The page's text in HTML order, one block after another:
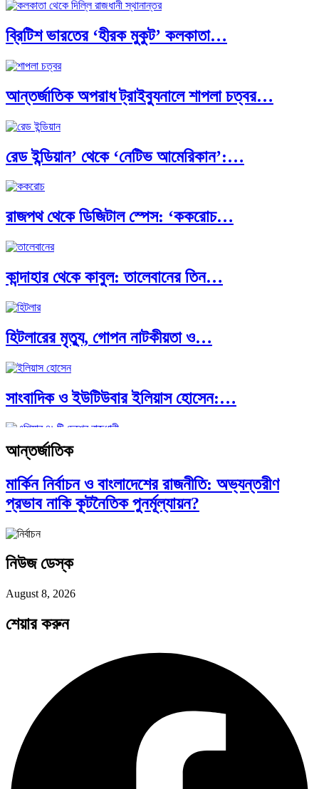
ক্রূরতা ও ধ্বংসের মহাকাব্য: পৃথিবীর…
ব্রাজিল ও আর্জেন্টিনার কালো অধ্যায়:…
পূর্ব ইউরোপ বনাম তুরস্ক: শত…
পৃথিবীতে বর্তমানে মোট দেশের সংখ্যা…
এশিয়ান সেঞ্চুরির দ্বৈরথ: চীন-ভারতের বৈশ্বিক…
ব্রিটিশ ভারতের ‘হীরক মুকুট’ কলকাতা…
আন্তর্জাতিক অপরাধ ট্রাইব্যুনালে শাপলা চত্বর…
রেড ইন্ডিয়ান’ থেকে ‘নেটিভ আমেরিকান’:…
রাজপথ থেকে ডিজিটাল স্পেস: ‘ককরোচ…
কান্দাহার থেকে কাবুল: তালেবানের তিন…
হিটলারের মৃত্যু, গোপন নাটকীয়তা ও…
সাংবাদিক ও ইউটিউবার ইলিয়াস হোসেন:…
আন্তর্জাতিক প্রতিবেদন: এশিয়া মহাদেশের ৪৯টি…
সব সভ্যতারই তো পতন হয়:…
পদ্মা সেতু ও রেল সংযোগ…
বৈশ্বিক অর্থব্যবস্থা, আইএমএফ-বিশ্বব্যাংক, ইসলামী
ব্যাংকিং…
আন্তর্জাতিক
মার্কিন নির্বাচন ও বাংলাদেশের রাজনীতি: অভ্যন্তরীণ
প্রভাব নাকি কূটনৈতিক পুনর্মূল্যায়ন?
নিউজ ডেস্ক
August 8, 2026
শেয়ার করুন